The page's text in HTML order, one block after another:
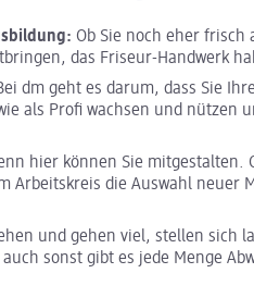
Ob Sie noch eher frisch
das Friseur-Handwerk
dm geht es darum, dass Sie
als Profi wachsen und nützen
hier können Sie mitgestalten.
Arbeitskreis die Auswahl neuer
und gehen viel, stellen sich
sonst gibt es jede Menge